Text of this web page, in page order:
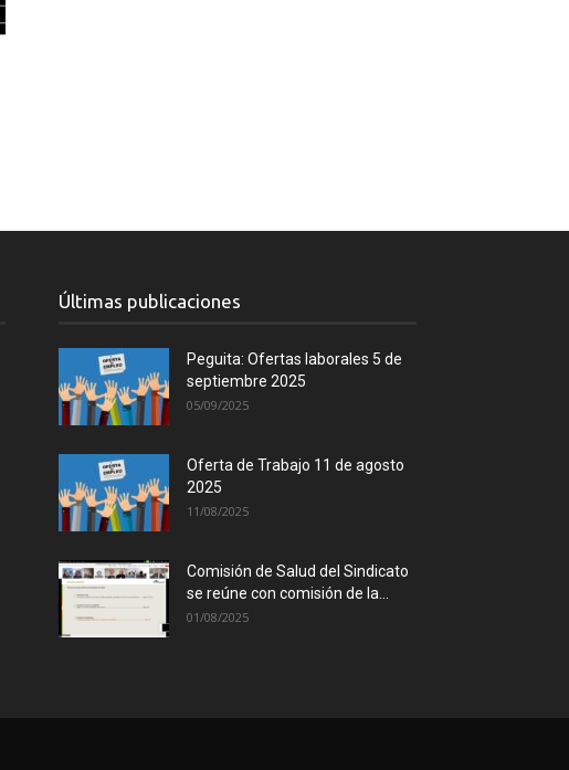
Últimas publicaciones
Peguita: Ofertas laborales 5 de
septiembre 2025
05/09/2025
Oferta de Trabajo 11 de agosto
2025
11/08/2025
Comisión de Salud del Sindicato
se reúne con comisión de la...
01/08/2025